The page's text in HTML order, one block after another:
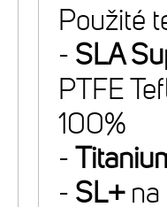
Použité
- SLA
PTFE
100%
-
- SL+na